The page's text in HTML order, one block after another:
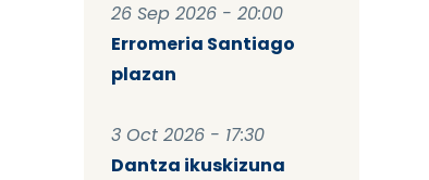
26 Sep 2026 - 20:00
Erromeria Santiago
plazan
3 Oct 2026 - 17:30
Dantza ikuskizuna